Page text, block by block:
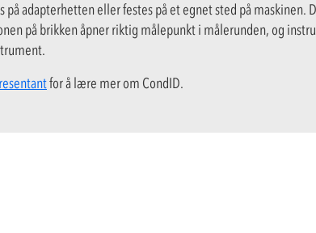
på adapterhetten eller festes på et egnet sted på
på brikken åpner riktig målepunkt i målerunden, og
for å lære mer om CondID.